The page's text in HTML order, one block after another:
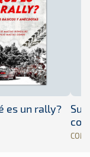
es un rally?